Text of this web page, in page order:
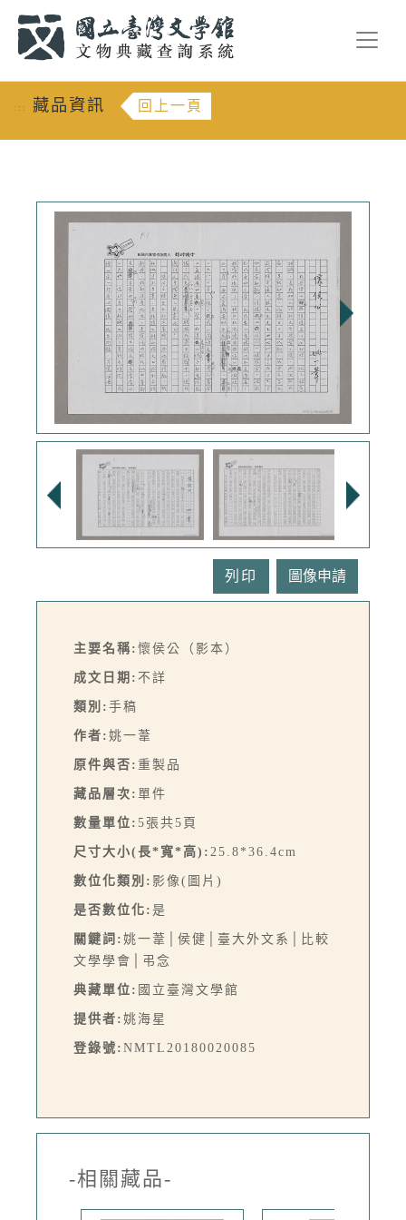
::: 藏品資訊 回上一頁
列印
主要名稱: 懷侯公（影本）
成文日期: 不詳
類別: 手稿
作者: 姚一葦
原件與否: 重製品
藏品層次: 單件
數量單位: 5張共5頁
尺寸大小(長*寬*高): 25.8*36.4cm
數位化類別: 影像(圖片)
是否數位化: 是
關鍵詞: 姚一葦│侯健│臺大外文系│比較
文學學會│弔念
典藏單位: 國立臺灣文學館
提供者: 姚海星
登錄號: NMTL20180020085
-相關藏品-